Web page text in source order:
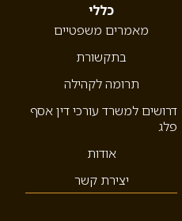
כללי
מאמרים משפטיים
בתקשורת
תרומה לקהילה
דרושים למשרד עורכי דין אסף
פלג
אודות
יצירת קשר